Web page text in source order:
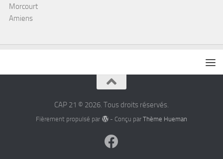
Morcourt
Amiens
CAP 21 © 2026. Tous droits réservés.
Fièrement propulsé par - Conçu par Thème Hueman